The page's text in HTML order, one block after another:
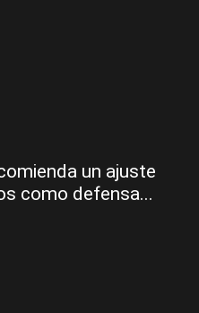
un ajuste
como defensa...